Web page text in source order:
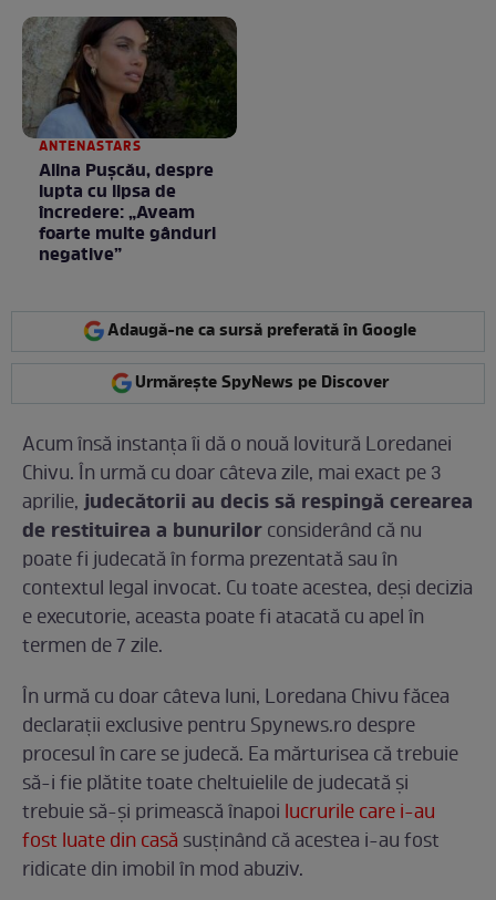
ANTENASTARS
Alina Pușcău, despre
lupta cu lipsa de
încredere: „Aveam
foarte multe gânduri
negative”
Adaugă-ne ca sursă preferată în Google
Urmărește SpyNews pe Discover
Acum însă instanța îi dă o nouă lovitură Loredanei
Chivu. În urmă cu doar câteva zile, mai exact pe 3
aprilie, judecătorii au decis să respingă cerearea
de restituirea a bunurilorconsiderând că nu
poate fi judecată în forma prezentată sau în
contextul legal invocat. Cu toate acestea, deși decizia
e executorie, aceasta poate fi atacată cu apel în
termen de 7 zile.
În urmă cu doar câteva luni, Loredana Chivu făcea
declarații exclusive pentru Spynews.ro despre
procesul în care se judecă. Ea mărturisea că trebuie
să-i fie plătite toate cheltuielile de judecată și
trebuie să-și primească înapoi lucrurile care i-au
fost luate din casă susținând că acestea i-au fost
ridicate din imobil în mod abuziv.